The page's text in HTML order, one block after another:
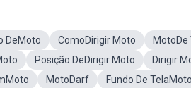
DeMoto ComoDirigir Moto MotoDe
Posição DeDirigir Moto Dirigir
MotoDarf Fundo De